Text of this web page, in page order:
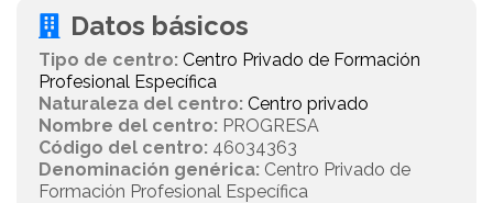
Datos básicos
Tipo de centro: Centro Privado de Formación
Profesional Específica
Naturaleza del centro: Centro privado
Nombre del centro: PROGRESA
Código del centro: 46034363
Denominación genérica: Centro Privado de
Formación Profesional Específica